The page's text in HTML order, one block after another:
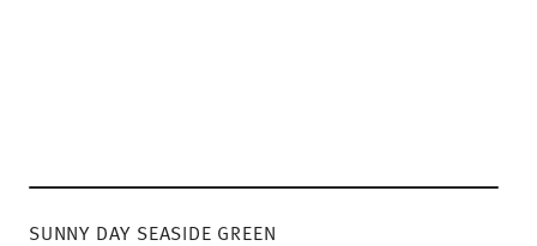
SUNNY DAY SEASIDE GREEN